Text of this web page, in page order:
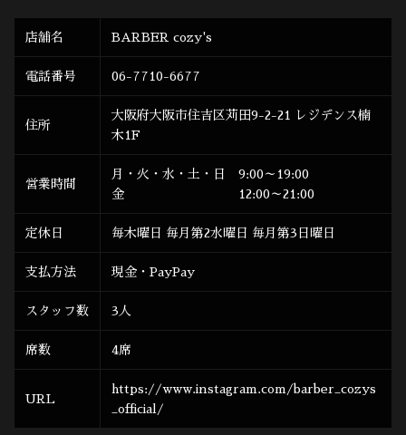
店舗名 BARBER cozy's
電話番号 06-7710-6677
住所
大阪府大阪市住吉区苅田9-2-21 レジデンス楠
木1F
営業時間
月・火・水・土・日 9:00～19:00
金 12:00～21:00
定休日 毎木曜日 毎月第2水曜日 毎月第3日曜日
支払方法 現金・PayPay
スタッフ数 3人
席数 4席
URL
https://www.instagram.com/barber_cozys
_official/